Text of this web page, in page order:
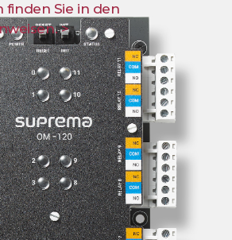
finden Sie in den
>